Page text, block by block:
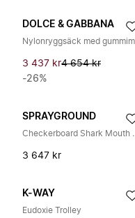
DOLCE & GABBANA
3 437 kr4 654 kr
-26%
SPRAYGROUND
3 647 kr
K-WAY
Eudoxie Trolley